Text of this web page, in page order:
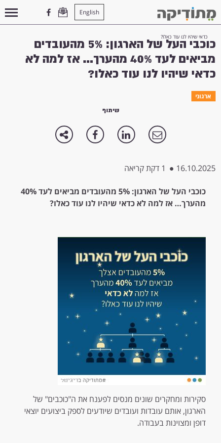
English
עמוד הבית> ארגוני> כוכבי העל של הארגון: 5% מהעובדים מביאים לעד 40% מהערך… אז למה לא
כדאי שיהיו לנו עוד כאלו?
כוכבי העל של הארגון: 5% מהעובדים
מביאים לעד 40% מהערך... אז למה לא
כדאי שיהיו לנו עוד כאלו?
ארגוני
שיתוף
16.10.2025
● 1 דקת קריאה
כוכבי העל של הארגון: 5% מהעובדים מביאים לעד 40%
מהערך… אז למה לא כדאי שיהיו לנו עוד כאלו?
סקירות ומחקרים שונים מנסים לפענח את ה"כוכבים" של
הארגון, אותם עובדות ועובדים שיודעים לספק ביצועים יוצאי
דופן ומצוינות בעבודה.